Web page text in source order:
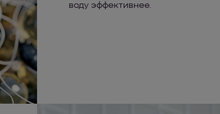
воду эффективнее.